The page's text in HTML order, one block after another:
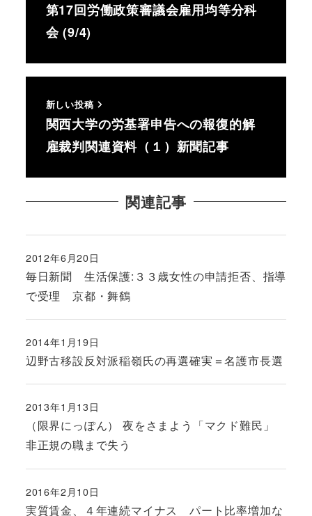
第17回労働政策審議会雇用均等分科
会 (9/4)
新しい投稿
関西大学の労基署申告への報復的解
雇裁判関連資料（１）新聞記事
関連記事
毎日新聞 生活保護:３３歳女性の申請拒否、指導
で受理 京都・舞鶴
投稿日
2012年6月20日
辺野古移設反対派稲嶺氏の再選確実＝名護市長選
投稿日
2014年1月19日
（限界にっぽん） 夜をさまよう「マクド難民」
非正規の職まで失う
投稿日
2013年1月13日
実質賃金、４年連続マイナス パート比率増加な
投稿日
2016年2月10日